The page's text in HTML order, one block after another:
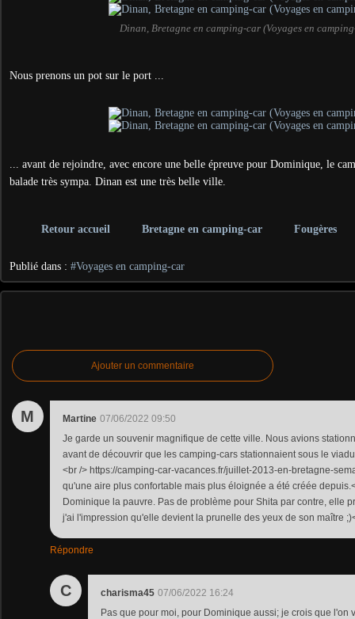
Dinan, Bretagne en camping-car (Voyages en
Nous prenons un pot sur le port ...
... avant de rejoindre, avec encore une belle épreuve pour Dominique, le
balade très sympa. Dinan est une très belle ville.
Retour accueil Bretagne en camping-car Fougères
Publié dans : #Voyages en camping-car
Ajouter un commentaire
M Martine 07/06/2022 09:50
Je garde un souvenir magnifique de cette ville. Nous avions
avant de découvrir que les camping-cars stationnaient sous le
<br /> https://camping-car-vacances.fr/juillet-2013-en-bretagne-
qu'une aire plus confortable mais plus éloignée a été créée
Dominique la pauvre. Pas de problème pour Shita par contre, elle
j'ai l'impression qu'elle devient la prunelle des yeux de son maître
Répondre
C charisma45 07/06/2022 16:24
Pas que pour moi, pour Dominique aussi; je crois que l'on